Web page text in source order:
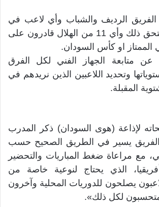
الرديف والشباب وأي لاعب في
الفريق الأول يستحق ذلك وأي 11 من الهلال قادرون على
الممتاز او كأس السودان.
متابعة الجهاز الفني لكل الفرق
وتحديد اللاعبين الذين نريدهم في
المقبلة.
لإذاعة (هوى السودان) ذكر المدرب
الفريق يسير في الطريق الصحيح حسب
مع مراعاة ضغط المباريات والتحضير
الذي يحتاج لنوعية خاصة من
يصلحون للدوريات المحلية وآخرون
متحسبون لكل ذلك».